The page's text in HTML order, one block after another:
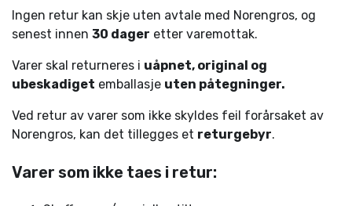
Ingen retur kan skje uten avtale med Norengros, og
senest innen 30 dager etter varemottak.
Varer skal returneres i uåpnet, original og
ubeskadiget emballasje uten påtegninger.
Ved retur av varer som ikke skyldes feil forårsaket av
Norengros, kan det tillegges et returgebyr.
Varer som ikke taes i retur: